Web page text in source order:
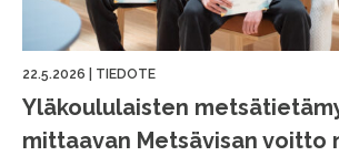
22.5.2026 TIEDOTE
Yläkoululaisten
mittaavan Metsävisan voitto